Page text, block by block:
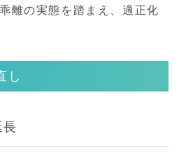
離の実態を踏まえ、適正化
し
長